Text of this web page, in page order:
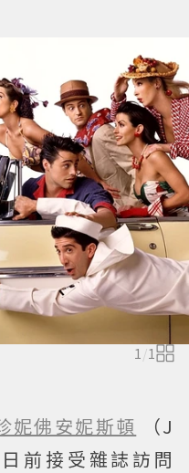
1/1
妮佛安妮斯頓
（J
前接受雜誌訪問